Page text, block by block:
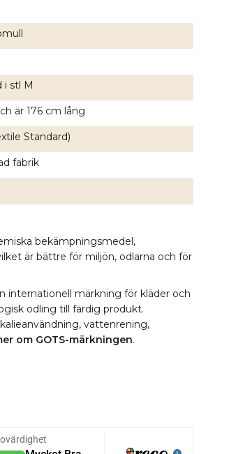
i stl M
är 176 cm lång
Standard)
fabrik
bekämpningsmedel,
är bättre för miljön, odlarna och för
internationell märkning för kläder och
odling till färdig produkt.
vattenrening,
om GOTS-märkningen.